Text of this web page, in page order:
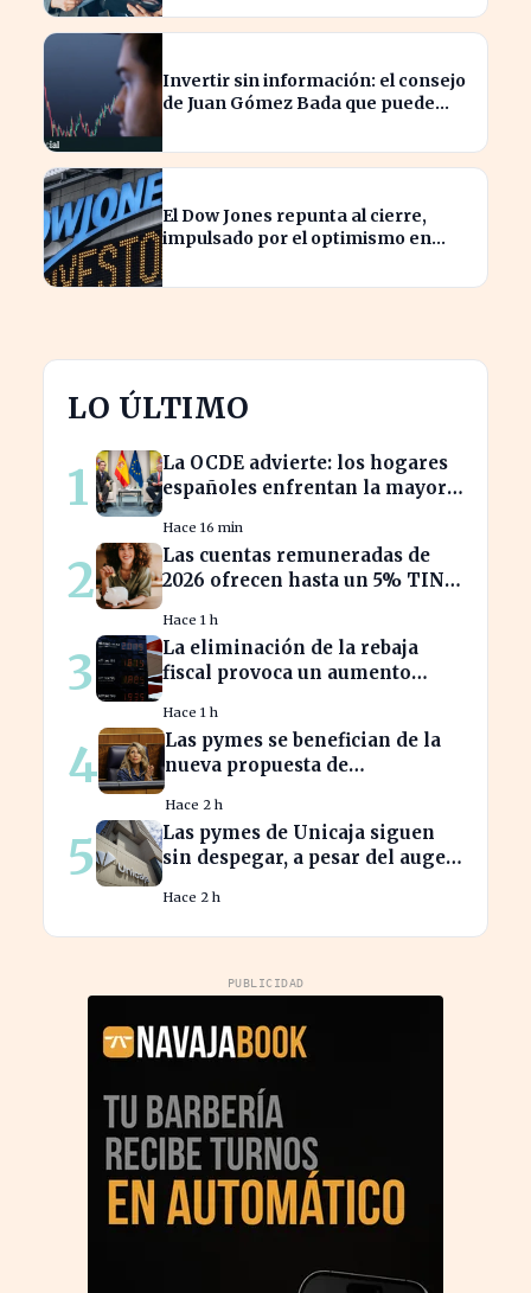
Invertir sin información: el consejo
de Juan Gómez Bada que puede
El Dow Jones repunta al cierre,
impulsado por el optimismo en
LO ÚLTIMO
1
La OCDE advierte: los hogares
españoles enfrentan la mayor
Hace 16 min
2
Las cuentas remuneradas de
2026 ofrecen hasta un 5% TIN:
Hace 1 h
3
La eliminación de la rebaja
fiscal provoca un aumento
carburante este verano
Hace 1 h
4
Las pymes se benefician de la
nueva propuesta de
Hace 2 h
5
Las pymes de Unicaja siguen
sin despegar, a pesar del auge
Hace 2 h
PUBLICIDAD